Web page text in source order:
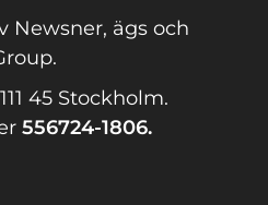
Newsner, ägs och
45 Stockholm.
556724-1806.